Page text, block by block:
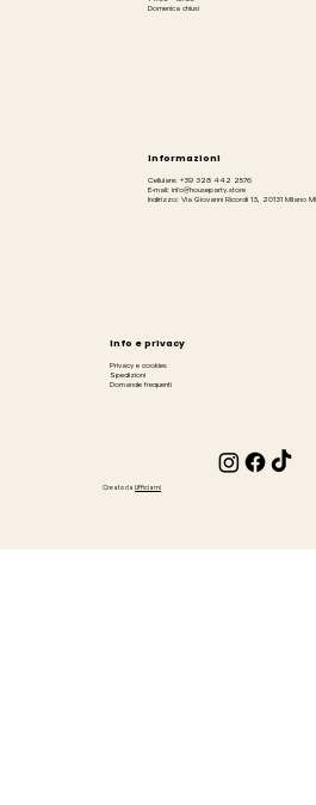
Domenica chiusi
Informazioni
Cellulare: +39 328 442 2576
E-mail: info@houseparty.store
Indirizzo: Via Giovanni Ricordi 13, 20131 Milano MI
Info e privacy
Privacy e cookies
Spedizioni
Domande frequenti
Creato da Ufficiami